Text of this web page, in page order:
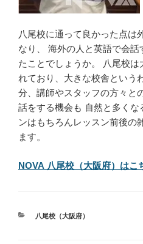
八尾校に通って良かった点は
なり、 海外の人と英語で会
たことでしょうか。 八尾校
れており、大きな校舎という
分、講師やスタッフの方々と
話をする機会も 自然と多くな
ンはもちろんレッスン前後の
ます。
NOVA 八尾校（大阪府）はこ
カ
八尾校（大阪府）